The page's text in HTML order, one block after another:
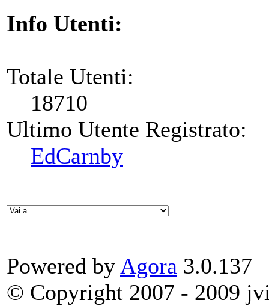
Info Utenti:
Totale Utenti:
18710
Ultimo Utente Registrato:
EdCarnby
Powered by Agora 3.0.137
© Copyright 2007 - 2009